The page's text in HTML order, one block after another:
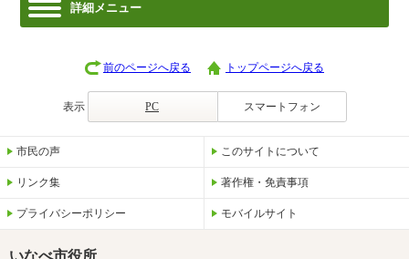
詳細メニュー
前のページへ戻る トップページへ戻る
表示 PC スマートフォン
市民の声 このサイトについて
リンク集 著作権・免責事項
プライバシーポリシー モバイルサイト